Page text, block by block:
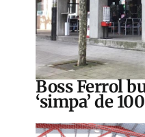
Boss Ferrol
‘simpa’ de